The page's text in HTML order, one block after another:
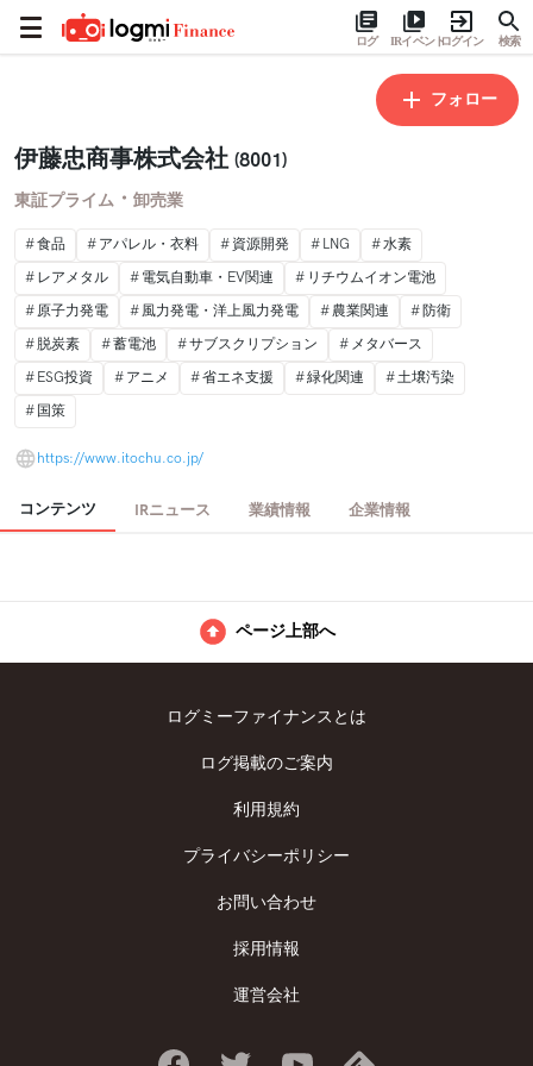
ログ IRイベントログイン 検索
フォロー
伊藤忠商事株式会社 (8001)
東証プライム ・ 卸売業
食品 アパレル・衣料 資源開発 LNG
水素
レアメタル
電気自動車・EV関連
リチウムイオン電池
原子力発電
風力発電・洋上風力発電 農業関連
防衛
脱炭素
蓄電池 サブスクリプション
メタバース
ESG投資
アニメ 省エネ支援 緑化関連
土壌汚染
国策
https://www.itochu.co.jp/
コンテンツ IRニュース 業績情報 企業情報
ページ上部へ
ログミーファイナンスとは
ログ掲載のご案内
利用規約
プライバシーポリシー
お問い合わせ
採用情報
運営会社